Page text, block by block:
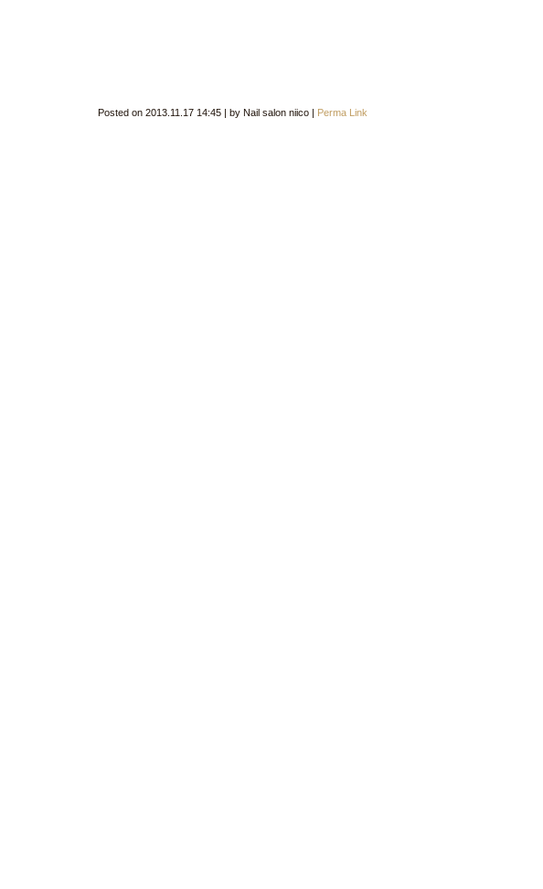
Posted on 2013.11.17 14:45 | by Nail salon niico | Perma Link